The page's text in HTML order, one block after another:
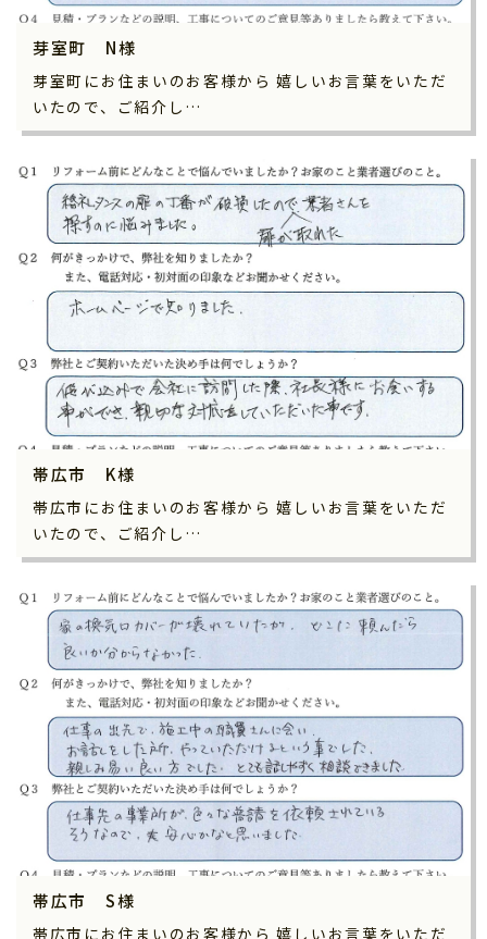
芽室町 N様
芽室町にお住まいのお客様から 嬉しいお言葉をいただ
いたので、ご紹介し…
帯広市 K様
帯広市にお住まいのお客様から 嬉しいお言葉をいただ
いたので、ご紹介し…
帯広市 S様
帯広市にお住まいのお客様から 嬉しいお言葉をいただ